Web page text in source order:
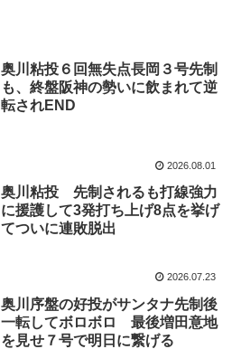
奥川粘投６回無失点長岡３号先制
も、終盤阪神の勢いに飲まれて逆
転されEND
2026.08.01
奥川粘投 先制されるも打線強力
に援護して3発打ち上げ8点を挙げ
てついに連敗脱出
2026.07.23
奥川序盤の好投がサンタナ先制後
一転してボロボロ 最後増田意地
を見せ７号で明日に繋げる